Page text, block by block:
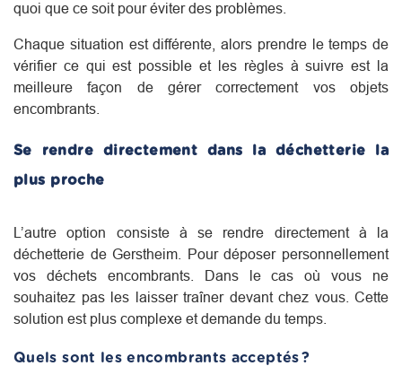
quoi que ce soit pour éviter des problèmes.
Chaque situation est différente, alors prendre le temps de
vérifier ce qui est possible et les règles à suivre est la
meilleure façon de gérer correctement vos objets
encombrants.
Se rendre directement dans la déchetterie la
plus proche
L’autre option consiste à se rendre directement à la
déchetterie de Gerstheim. Pour déposer personnellement
vos déchets encombrants. Dans le cas où vous ne
souhaitez pas les laisser traîner devant chez vous. Cette
solution est plus complexe et demande du temps.
Quels sont les encombrants acceptés ?